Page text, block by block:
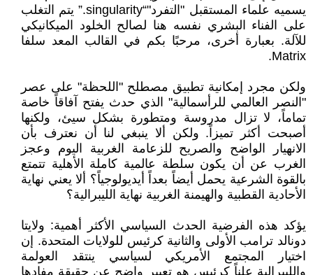
يسميه علماء المستقبل "التفرد"“singularity.” يتم التغلب
على الفناء البشري نفسه هنا لصالح الخلود الميكانيكي
للآلة. بعبارة أخرى، مرحبًا بكم في القالب المعد سلفا
Matrix.
ولكن مجرد إمكانية تطبيق مصطلح "اللحظة" على عصر
"النصر العالمي للرأسمالية" الذي حدث يفتح آفاقاً خاصة
تماماً، لا تزال مدروسة ومتطورة بشكل سيئ، ولكنها
أصبحت أكثر تميزاً. ولكن ألا ينبغي لنا أن نعترف بأن
الانهيار الواضح والصريح للزعامة الغربية اليوم وعجز
الغرب عن أن يكون سلطة عالمية كاملة الأهلية تتمتع
بالقوة الشرعية يحمل أيضاً بعداً أيديولوجياً؟ ألا يعني نهاية
الأحادية القطبية والهيمنة الغربية نهاية الليبرالية؟
يؤكد هذه الفرضية الحدث السياسي الأكثر أهمية: ولايتا
دونالد ترامب الأولى والثانية كرئيس للولايات المتحدة. إن
اختيار المجتمع الأمريكي لسياسي ينتقد العولمة
والليبرالية علناً كرئيس هو تعبير واضح عن حقيقة مفادها